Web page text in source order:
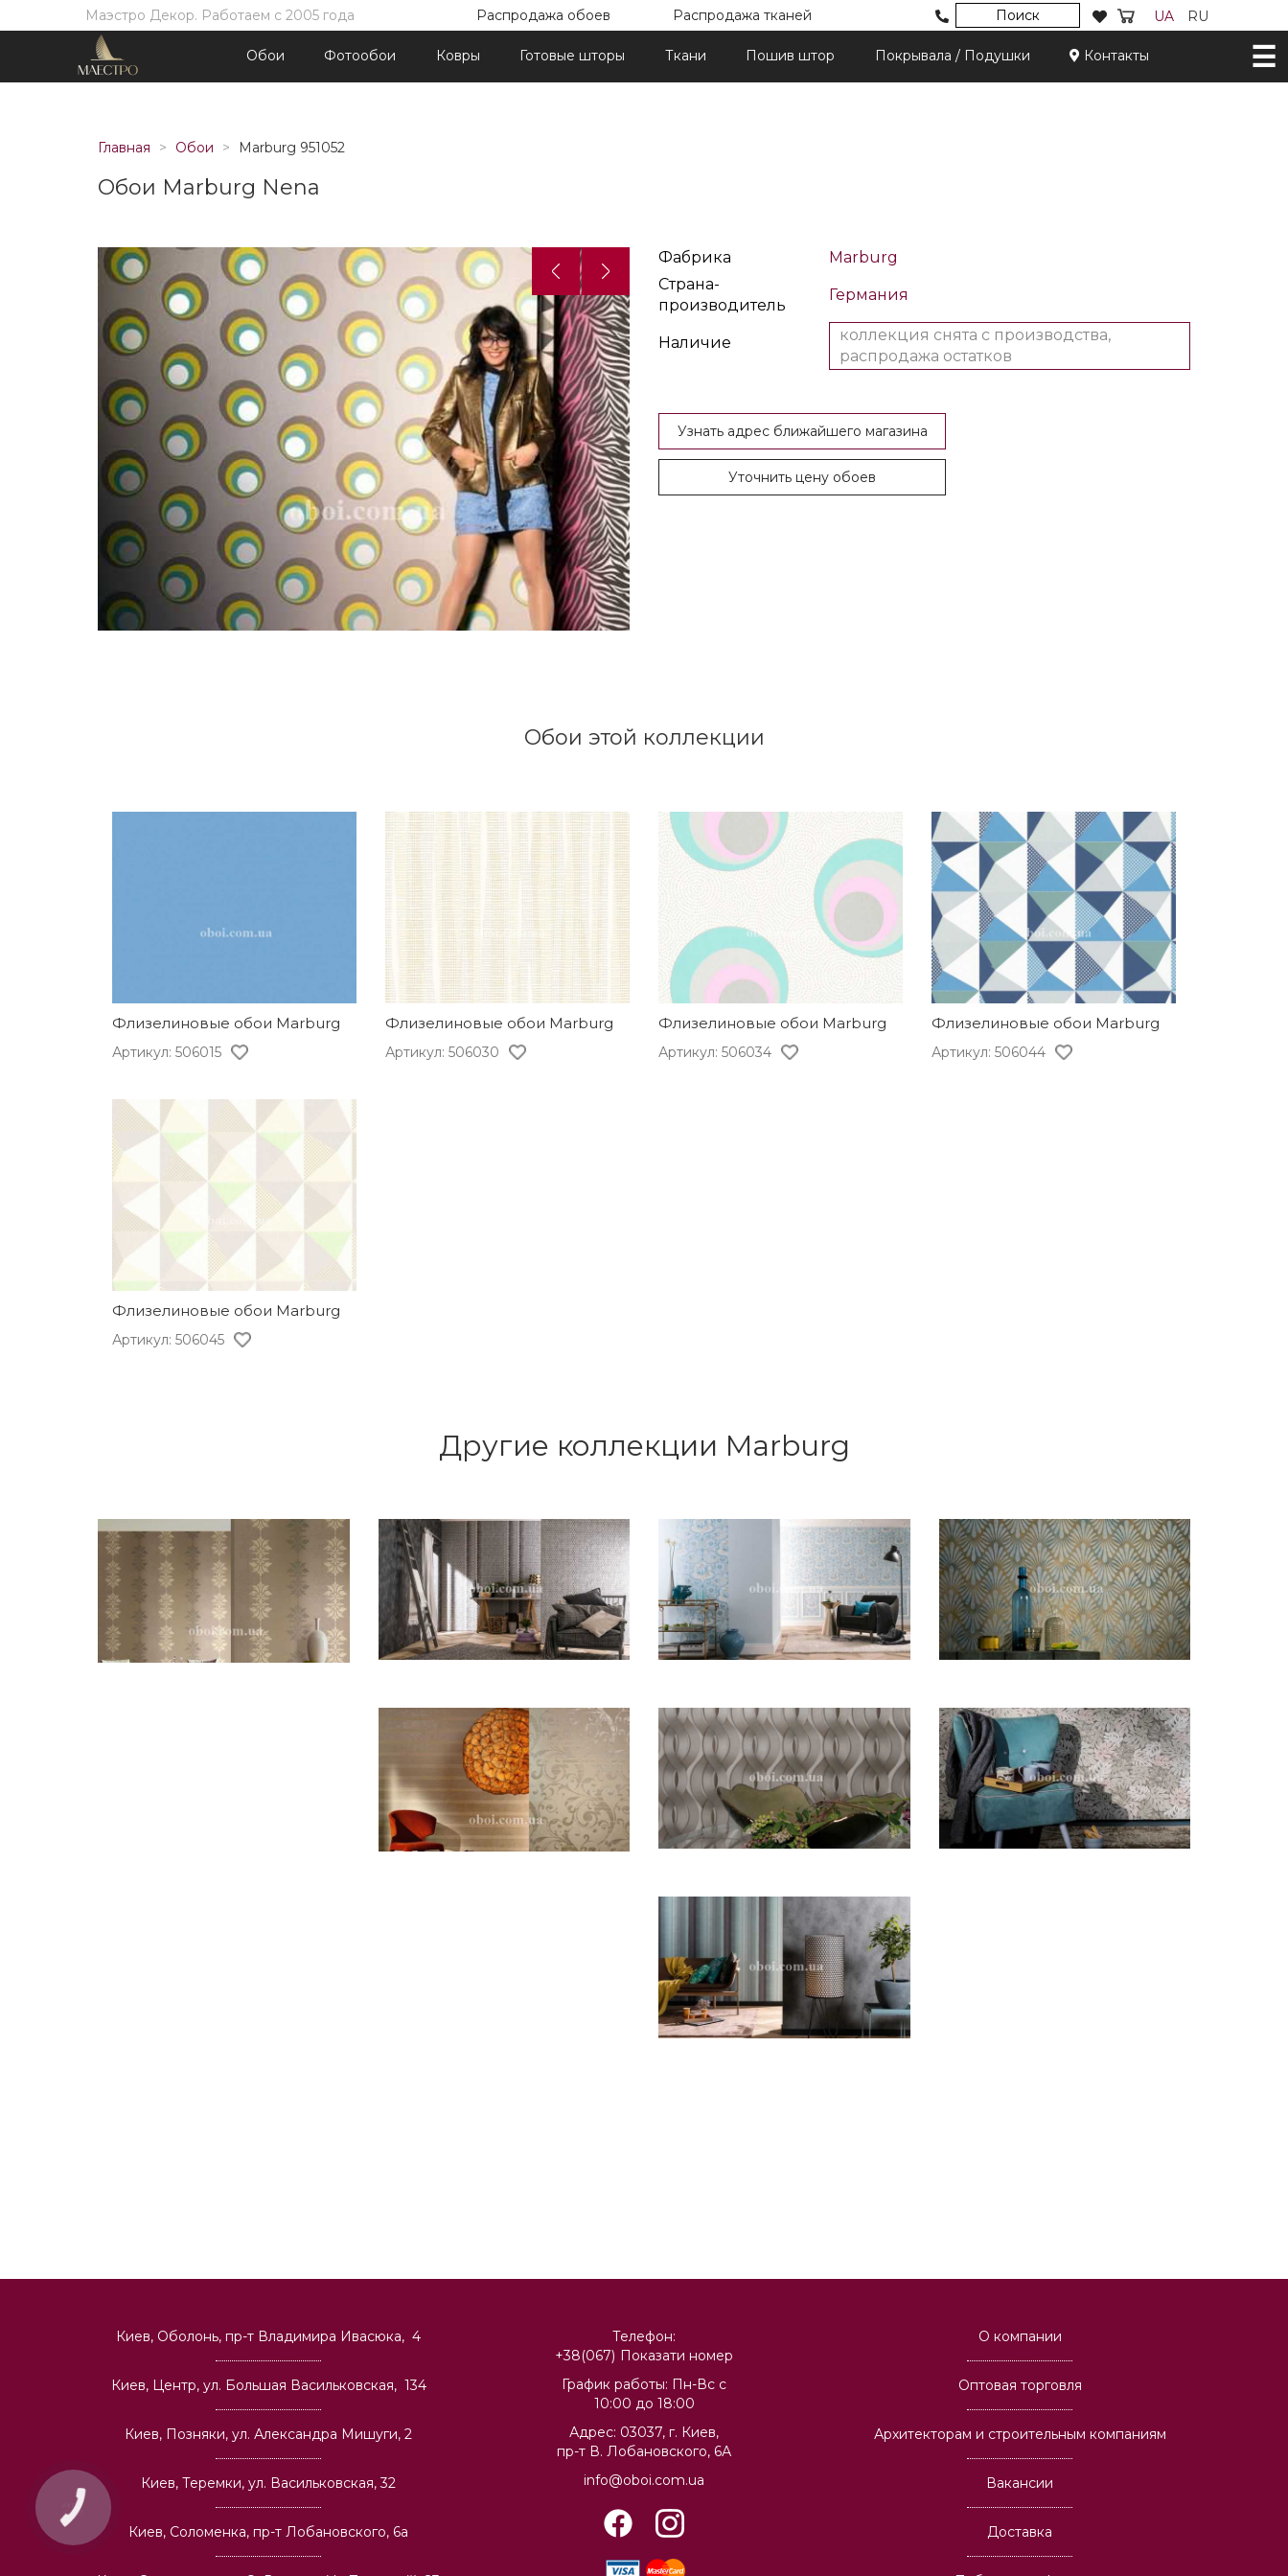
Маэстро Декор. Работаем с 2005 года Распродажа обоев Распродажа тканей Поиск UA RU
Обои Фотообои Ковры Готовые шторы Ткани Пошив штор Покрывала / Подушки Контакты
Главная Обои Marburg 951052
Обои Marburg Nena
НазадДалееФабрика
Marburg
Страна-
производитель
Германия
Наличие
коллекция снята с производства,
распродажа остатков
Узнать адрес ближайшего магазина
Уточнить цену обоев
Обои этой коллекции
Флизелиновые обои Marburg
Артикул: 506015
Флизелиновые обои Marburg
Артикул: 506030
Флизелиновые обои Marburg
Артикул: 506034
Флизелиновые обои Marburg
Артикул: 506044
Флизелиновые обои Marburg
Артикул: 506045
Другие коллекции Marburg
Киев, Оболонь, пр-т Владимира Ивасюка, 4
Киев, Центр, ул. Большая Васильковская, 134
Киев, Позняки, ул. Александра Мишуги, 2
Киев, Теремки, ул. Васильковская, 32
Киев, Соломенка, пр-т Лобановского, 6а
Телефон:
+38(067) Показати номер
График работы: Пн-Вс с
10:00 до 18:00
Адрес: 03037, г. Киев,
пр-т В. Лобановского, 6А
info@oboi.com.ua
О компании
Оптовая торговля
Архитекторам и строительным компаниям
Вакансии
Доставка